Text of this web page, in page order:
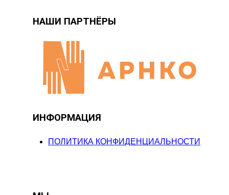
НАШИ ПАРТНЁРЫ
ИНФОРМАЦИЯ
ПОЛИТИКА КОНФИДЕНЦИАЛЬНОСТИ